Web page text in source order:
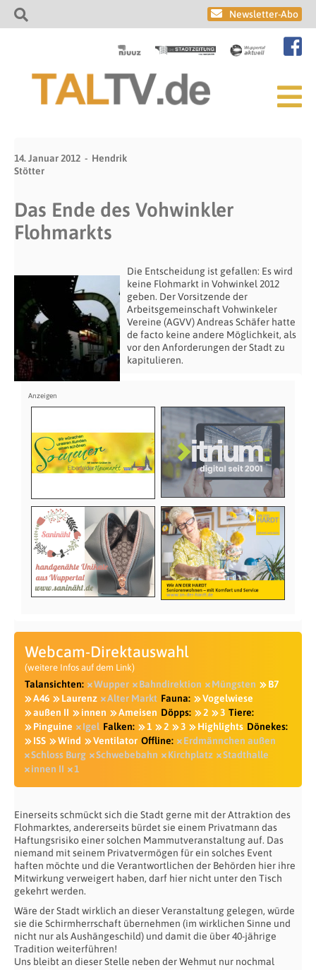
Newsletter-Abo
14. Januar 2012
Hendrik
Stötter
Das Ende des Vohwinkler
Flohmarkts
Die Entscheidung ist gefallen: Es wird
keine Flohmarkt in Vohwinkel 2012
geben. Der Vorsitzende der
Arbeitsgemeinschaft Vohwinkeler
Vereine (AGVV) Andreas Schäfer hatte
de facto keine andere Möglichkeit, als
vor den Anforderungen der Stadt zu
kapitulieren.
Webcam-Direktauswahl
(weitere Infos auf dem Link)
Talansichten: Wupper Bahndirektion Müngsten
B7
A46
Laurenz Alter Markt Fauna:
Vogelwiese
außen II
innen Ameisen Döpps: 2 3 Tiere:
Pinguine
Igel Falken: 1 2 3 Highlights Dönekes:
ISS
Wind Ventilator Offline:
Erdmännchen außen
Schloss Burg
Schwebebahn Kirchplatz
Stadthalle
innen II
1
Einerseits schmückt sich die Stadt gerne mit der Attraktion des
Flohmarktes, andererseits bürdet sie einem Privatmann das
Haftungsrisiko einer solchen Mammutveranstaltung auf. Das
niemand mit seinem Privatvermögen für ein solches Event
haften möchte und die Verantwortlichen der Behörden hier ihre
Mitwirkung verweigert haben, darf hier nicht unter den Tisch
gekehrt werden.
Wäre der Stadt wirklich an dieser Veranstaltung gelegen, würde
sie die Schirmherrschaft übernehmen (im wirklichen Sinne und
nicht nur als Aushängeschild) und damit die über 40-jährige
Tradition weiterführen!
Uns bleibt an dieser Stelle neben der Wehmut nur nochmal